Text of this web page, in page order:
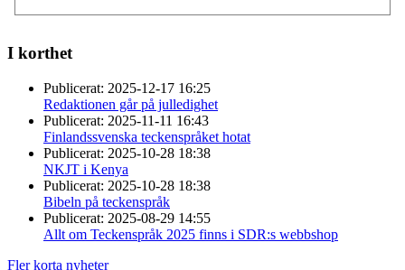
I korthet
Publicerat: 2025-12-17 16:25
Redaktionen går på julledighet
Publicerat: 2025-11-11 16:43
Finlandssvenska teckenspråket hotat
Publicerat: 2025-10-28 18:38
NKJT i Kenya
Publicerat: 2025-10-28 18:38
Bibeln på teckenspråk
Publicerat: 2025-08-29 14:55
Allt om Teckenspråk 2025 finns i SDR:s webbshop
Fler korta nyheter